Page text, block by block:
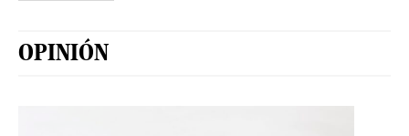
OPINIÓN